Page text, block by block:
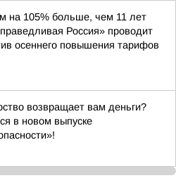
на 105% больше, чем 11 лет
Россия» проводит
осеннего повышения тарифов
возвращает вам деньги?
в новом выпуске